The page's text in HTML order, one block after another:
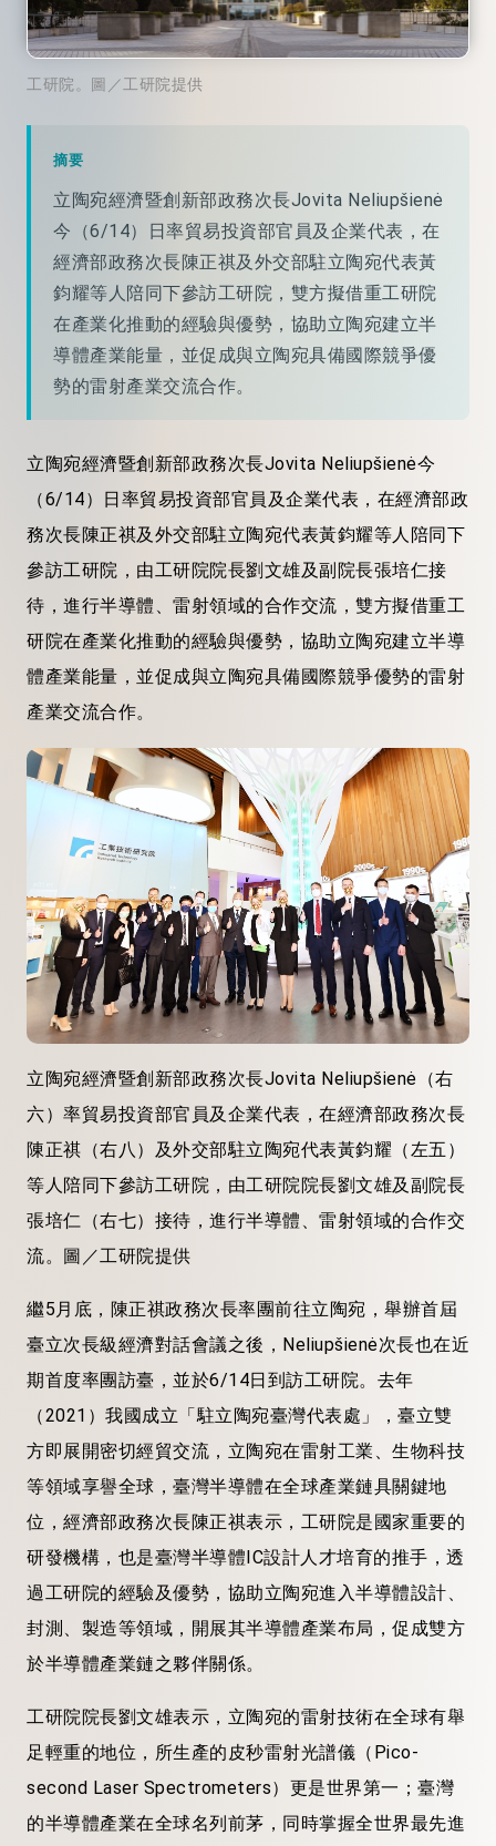
工研院。圖／工研院提供
摘要
立陶宛經濟暨創新部政務次長Jovita Neliupšienė
今（6/14）日率貿易投資部官員及企業代表，在
經濟部政務次長陳正祺及外交部駐立陶宛代表黃
鈞耀等人陪同下參訪工研院，雙方擬借重工研院
在產業化推動的經驗與優勢，協助立陶宛建立半
導體產業能量，並促成與立陶宛具備國際競爭優
勢的雷射產業交流合作。
立陶宛經濟暨創新部政務次長Jovita Neliupšienė今
（6/14）日率貿易投資部官員及企業代表，在經濟部政
務次長陳正祺及外交部駐立陶宛代表黃鈞耀等人陪同下
參訪工研院，由工研院院長劉文雄及副院長張培仁接
待，進行半導體、雷射領域的合作交流，雙方擬借重工
研院在產業化推動的經驗與優勢，協助立陶宛建立半導
體產業能量，並促成與立陶宛具備國際競爭優勢的雷射
產業交流合作。
立陶宛經濟暨創新部政務次長Jovita Neliupšienė（右
六）率貿易投資部官員及企業代表，在經濟部政務次長
陳正祺（右八）及外交部駐立陶宛代表黃鈞耀（左五）
等人陪同下參訪工研院，由工研院院長劉文雄及副院長
張培仁（右七）接待，進行半導體、雷射領域的合作交
流。圖／工研院提供
繼5月底，陳正祺政務次長率團前往立陶宛，舉辦首屆
臺立次長級經濟對話會議之後，Neliupšienė次長也在近
期首度率團訪臺，並於6/14日到訪工研院。去年
（2021）我國成立「駐立陶宛臺灣代表處」，臺立雙
方即展開密切經貿交流，立陶宛在雷射工業、生物科技
等領域享譽全球，臺灣半導體在全球產業鏈具關鍵地
位，經濟部政務次長陳正祺表示，工研院是國家重要的
研發機構，也是臺灣半導體IC設計人才培育的推手，透
過工研院的經驗及優勢，協助立陶宛進入半導體設計、
封測、製造等領域，開展其半導體產業布局，促成雙方
於半導體產業鏈之夥伴關係。
工研院院長劉文雄表示，立陶宛的雷射技術在全球有舉
足輕重的地位，所生產的皮秒雷射光譜儀（Pico-
second Laser Spectrometers）更是世界第一；臺灣
的半導體產業在全球名列前茅，同時掌握全世界最先進